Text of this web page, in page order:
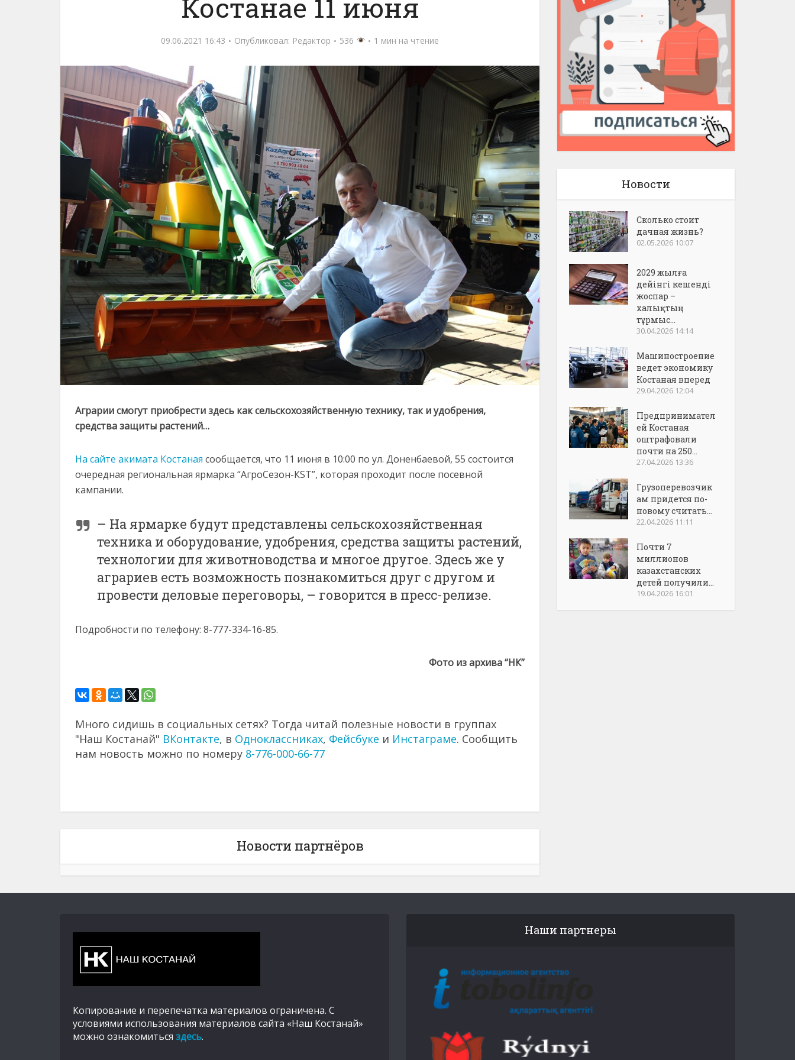
Костанае 11 июня
09.06.2021 16:43 Опубликовал: Редактор 536 1 мин на чтение
Аграрии смогут приобрести здесь как сельскохозяйственную технику, так и удобрения,
средства защиты растений…
На сайте акимата Костаная сообщается, что 11 июня в 10:00 по ул. Доненбаевой, 55 состоится
очередная региональная ярмарка “АгроСезон-КSТ”, которая проходит после посевной
кампании.
– На ярмарке будут представлены сельскохозяйственная
техника и оборудование, удобрения, средства защиты растений,
технологии для животноводства и многое другое. Здесь же у
аграриев есть возможность познакомиться друг с другом и
провести деловые переговоры, – говорится в пресс-релизе.
Подробности по телефону: 8-777-334-16-85.
Фото из архива “НК”
Много сидишь в социальных сетях? Тогда читай полезные новости в группах
"Наш Костанай" ВКонтакте, в Одноклассниках, Фейсбуке и Инстаграме. Сообщить
нам новость можно по номеру 8-776-000-66-77
Новости партнёров
Новости
Сколько стоит
дачная жизнь?
02.05.2026 10:07
2029 жылға
дейінгі кешенді
жоспар –
халықтың
тұрмыс...
30.04.2026 14:14
Машиностроение
ведет экономику
Костаная вперед
29.04.2026 12:04
Предпринимател
ей Костаная
оштрафовали
почти на 250...
27.04.2026 13:36
Грузоперевозчик
ам придется по-
новому считать...
22.04.2026 11:11
Почти 7
миллионов
казахстанских
детей получили...
19.04.2026 16:01
Копирование и перепечатка материалов ограничена. С
условиями использования материалов сайта «Наш Костанай»
можно ознакомиться здесь.
Наши партнеры